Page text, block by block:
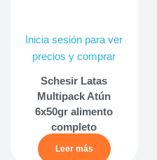
Inicia sesión para ver
precios y comprar
Schesir Latas
Multipack Atún
6x50gr alimento
completo
Leer más